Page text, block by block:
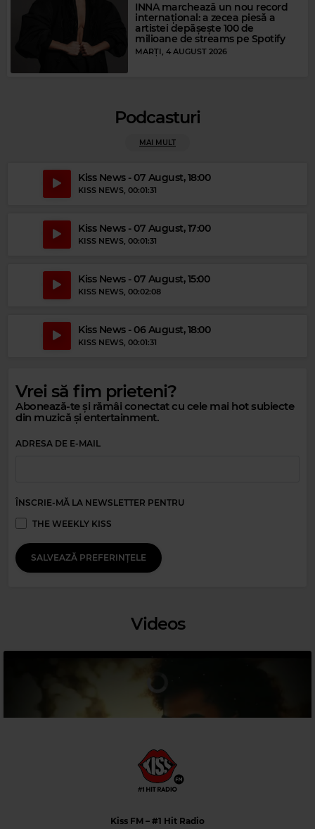
Magic Gold
Magic Party Mix
INNA marchează un nou record
internațional: a zecea piesă a
artistei depășește 100 de
milioane de streams pe Spotify
MARȚI, 4 AUGUST 2026
Podcasturi
MAI MULT
Kiss News - 07 August, 18:00
KISS NEWS, 00:01:31
Kiss News - 07 August, 17:00
KISS NEWS, 00:01:31
Kiss News - 07 August, 15:00
KISS NEWS, 00:02:08
Kiss News - 06 August, 18:00
KISS NEWS, 00:01:31
Vrei să fim prieteni?
Abonează-te și rămâi conectat cu cele mai hot subiecte
din muzică și entertainment.
ADRESA DE E-MAIL
ÎNSCRIE-MĂ LA NEWSLETTER PENTRU
THE WEEKLY KISS
SALVEAZĂ PREFERINȚELE
Videos
Kiss FM – #1 Hit Radio